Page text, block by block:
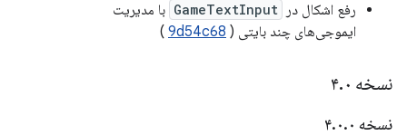
رفع اشکال در
GameTextInput با مدیریت
ایموجی‌های چند بایتی ( 9d54c68
)
نسخه ۴ .۰
نسخه ۴ .۰.۰